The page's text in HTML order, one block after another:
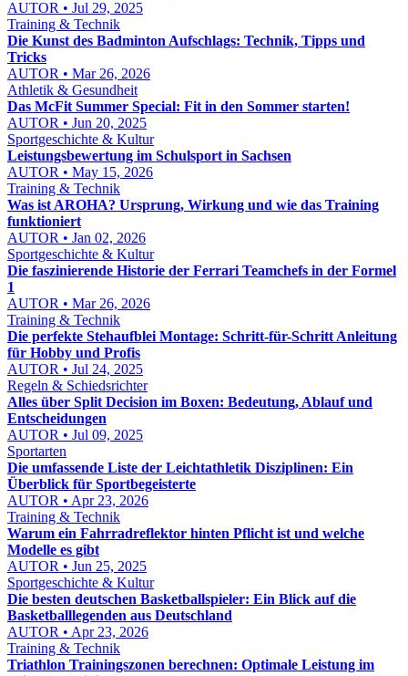
AUTOR • Jul 29, 2025
Training & Technik
Die Kunst des Badminton Aufschlags: Technik, Tipps und
Tricks
AUTOR • Mar 26, 2026
Athletik & Gesundheit
Das McFit Summer Special: Fit in den Sommer starten!
AUTOR • Jun 20, 2025
Sportgeschichte & Kultur
Leistungsbewertung im Schulsport in Sachsen
AUTOR • May 15, 2026
Training & Technik
Was ist AROHA? Ursprung, Wirkung und wie das Training
funktioniert
AUTOR • Jan 02, 2026
Sportgeschichte & Kultur
Die faszinierende Historie der Ferrari Teamchefs in der Formel
1
AUTOR • Mar 26, 2026
Training & Technik
Die perfekte Stehaufblei Montage: Schritt-für-Schritt Anleitung
für Hobby und Profis
AUTOR • Jul 24, 2025
Regeln & Schiedsrichter
Alles über Split Decision im Boxen: Bedeutung, Ablauf und
Entscheidungen
AUTOR • Jul 09, 2025
Sportarten
Die umfassende Liste der Leichtathletik Disziplinen: Ein
Überblick für Sportbegeisterte
AUTOR • Apr 23, 2026
Training & Technik
Warum ein Fahrradreflektor hinten Pflicht ist und welche
Modelle es gibt
AUTOR • Jun 25, 2025
Sportgeschichte & Kultur
Die besten deutschen Basketballspieler: Ein Blick auf die
Basketballlegenden aus Deutschland
AUTOR • Apr 23, 2026
Training & Technik
Triathlon Trainingszonen berechnen: Optimale Leistung im